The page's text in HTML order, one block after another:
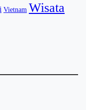
Vietnam Wisata